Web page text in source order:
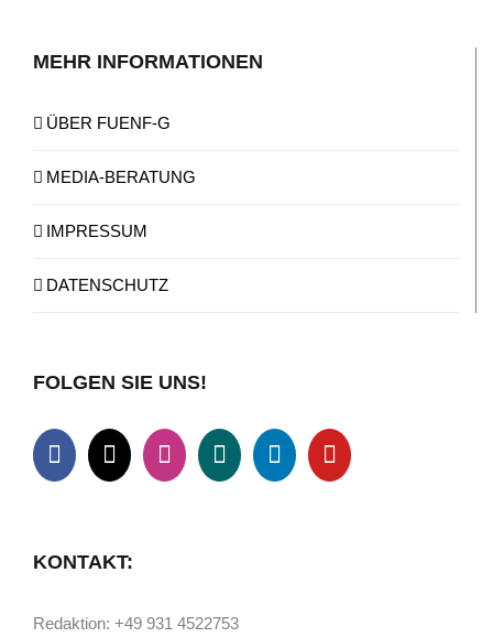
MEHR INFORMATIONEN
ÜBER FUENF-G
MEDIA-BERATUNG
IMPRESSUM
DATENSCHUTZ
FOLGEN SIE UNS!
KONTAKT:
Redaktion: +49 931 4522753